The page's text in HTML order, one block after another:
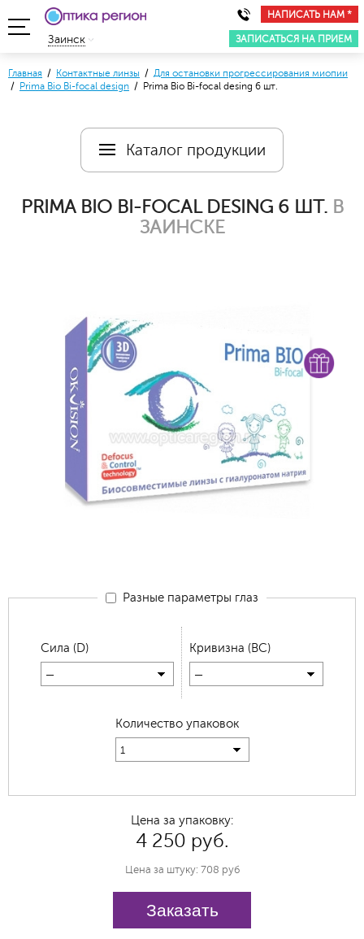
НАПИСАТЬ НАМ *
ЗАПИСАТЬСЯ НА ПРИЕМ
Заинск
Главная / Контактные линзы / Для остановки прогрессирования миопии
/ Prima Bio Bi-focal design / Prima Bio Bi-focal desing 6 шт.
Каталог продукции
PRIMA BIO BI-FOCAL DESING 6 ШТ.В
ЗАИНСКЕ
Разные параметры глаз
Сила (D)
—
Кривизна (BC)
—
Количество упаковок
1
Цена за упаковку:
4 250 руб.
Цена за штуку: 708 руб
Заказать